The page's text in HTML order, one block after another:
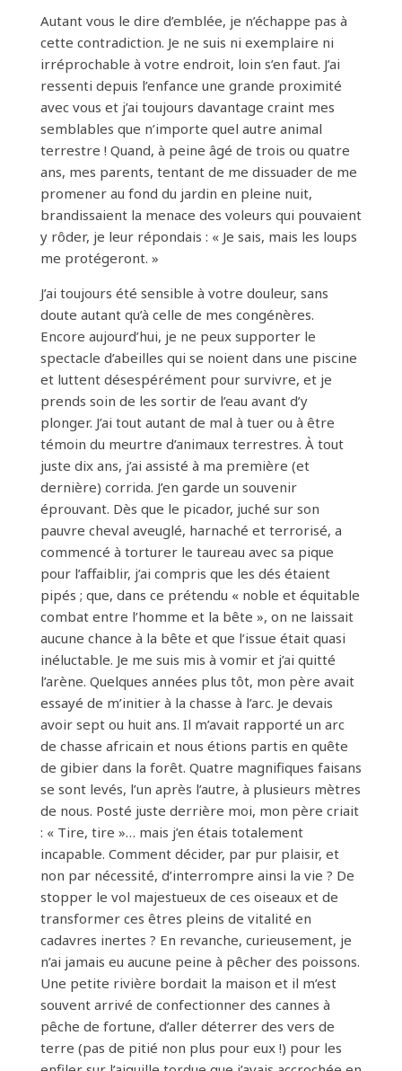
Autant vous le dire d’emblée, je n’échappe pas à
cette contradiction. Je ne suis ni exemplaire ni
irréprochable à votre endroit, loin s’en faut. J’ai
ressenti depuis l’enfance une grande proximité
avec vous et j’ai toujours davantage craint mes
semblables que n’importe quel autre animal
terrestre ! Quand, à peine âgé de trois ou quatre
ans, mes parents, tentant de me dissuader de me
promener au fond du jardin en pleine nuit,
brandissaient la menace des voleurs qui pouvaient
y rôder, je leur répondais : « Je sais, mais les loups
me protégeront. »
J’ai toujours été sensible à votre douleur, sans
doute autant qu’à celle de mes congénères.
Encore aujourd’hui, je ne peux supporter le
spectacle d’abeilles qui se noient dans une piscine
et luttent désespérément pour survivre, et je
prends soin de les sortir de l’eau avant d’y
plonger. J’ai tout autant de mal à tuer ou à être
témoin du meurtre d’animaux terrestres. À tout
juste dix ans, j’ai assisté à ma première (et
dernière) corrida. J’en garde un souvenir
éprouvant. Dès que le picador, juché sur son
pauvre cheval aveuglé, harnaché et terrorisé, a
commencé à torturer le taureau avec sa pique
pour l’affaiblir, j’ai compris que les dés étaient
pipés ; que, dans ce prétendu « noble et équitable
combat entre l’homme et la bête », on ne laissait
aucune chance à la bête et que l’issue était quasi
inéluctable. Je me suis mis à vomir et j’ai quitté
l’arène. Quelques années plus tôt, mon père avait
essayé de m’initier à la chasse à l’arc. Je devais
avoir sept ou huit ans. Il m’avait rapporté un arc
de chasse africain et nous étions partis en quête
de gibier dans la forêt. Quatre magnifiques faisans
se sont levés, l’un après l’autre, à plusieurs mètres
de nous. Posté juste derrière moi, mon père criait
: « Tire, tire »… mais j’en étais totalement
incapable. Comment décider, par pur plaisir, et
non par nécessité, d’interrompre ainsi la vie ? De
stopper le vol majestueux de ces oiseaux et de
transformer ces êtres pleins de vitalité en
cadavres inertes ? En revanche, curieusement, je
n’ai jamais eu aucune peine à pêcher des poissons.
Une petite rivière bordait la maison et il m’est
souvent arrivé de confectionner des cannes à
pêche de fortune, d’aller déterrer des vers de
terre (pas de pitié non plus pour eux !) pour les